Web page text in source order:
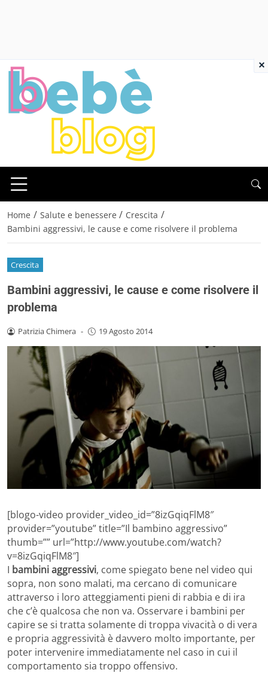
Home / Salute e benessere / Crescita /
Bambini aggressivi, le cause e come risolvere il problema
Crescita
Bambini aggressivi, le cause e come risolvere il
problema
Patrizia Chimera - 19 Agosto 2014
[blogo-video provider_video_id=”8izGqiqFlM8″
provider=”youtube” title=”Il bambino aggressivo”
thumb=”” url=”http://www.youtube.com/watch?
v=8izGqiqFlM8″]
I bambini aggressivi, come spiegato bene nel video qui
sopra, non sono malati, ma cercano di comunicare
attraverso i loro atteggiamenti pieni di rabbia e di ira
che c’è qualcosa che non va. Osservare i bambini per
capire se si tratta solamente di troppa vivacità o di vera
e propria aggressività è davvero molto importante, per
poter intervenire immediatamente nel caso in cui il
comportamento sia troppo offensivo.
×